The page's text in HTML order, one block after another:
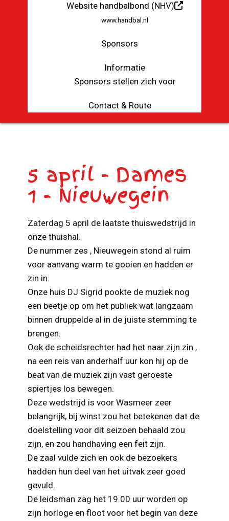
Website handbalbond (NHV)
www.handbal.nl
Sponsors
Informatie
Sponsors stellen zich voor
Contact & Route
5 april - Dames
1 - Nieuwegein
Zaterdag 5 april de laatste thuiswedstrijd in
onze thuishal.
De nummer zes , Nieuwegein stond al ruim
voor aanvang warm te gooien en hadden er
zin in.
Onze huis DJ Sigrid pookte de muziek nog
een beetje op om het publiek wat langzaam
binnen druppelde al in de juiste stemming te
brengen.
Ook de scheidsrechter had het naar zijn zin ,
na een reis van anderhalf uur kon hij op de
beat van de muziek zijn vast geroeste
spiertjes los bewegen.
Deze wedstrijd is voor Wasmeer zeer
belangrijk, bij winst zou het betekenen dat de
doelstelling voor dit seizoen behaald zou
zijn, en zou handhaving een feit zijn.
De zaal vulde zich en ook de bezoekers
hadden hun deel van het uitvak zeer goed
gevuld.
De leidsman zag het 19.00 uur worden op
zijn horloge en floot voor het begin van deze